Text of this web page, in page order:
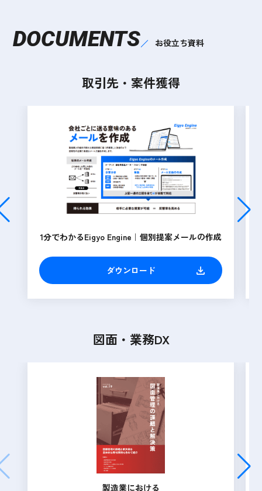
DOCUMENTS お役立ち資料
取引先・案件獲得
1分でわかるEigyo Engine｜個別提案メールの作成
ダウンロード
図面・業務DX
製造業における